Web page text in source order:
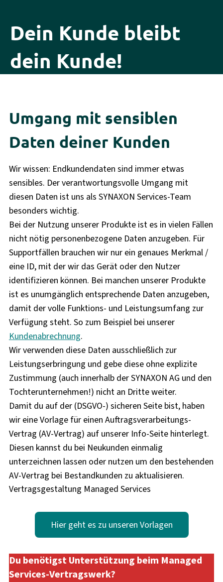
Dein Kunde bleibt
dein Kunde!
Umgang mit sensiblen
Daten deiner Kunden
Wir wissen: Endkundendaten sind immer etwas
sensibles. Der verantwortungsvolle Umgang mit
diesen Daten ist uns als SYNAXON Services-Team
besonders wichtig.
Bei der Nutzung unserer Produkte ist es in vielen Fällen
nicht nötig personenbezogene Daten anzugeben. Für
Supportfällen brauchen wir nur ein genaues Merkmal /
eine ID, mit der wir das Gerät oder den Nutzer
identifizieren können. Bei manchen unserer Produkte
ist es unumgänglich entsprechende Daten anzugeben,
damit der volle Funktions- und Leistungsumfang zur
Verfügung steht. So zum Beispiel bei unserer
Kundenabrechnung.
Wir verwenden diese Daten ausschließlich zur
Leistungserbringung und gebe diese ohne explizite
Zustimmung (auch innerhalb der SYNAXON AG und den
Tochterunternehmen!) nicht an Dritte weiter.
Damit du auf der (DSGVO-) sicheren Seite bist, haben
wir eine Vorlage für einen Auftragsverarbeitungs-
Vertrag (AV-Vertrag) auf unserer Info-Seite hinterlegt.
Diesen kannst du bei Neukunden einmalig
unterzeichnen lassen oder nutzen um den bestehenden
AV-Vertrag bei Bestandkunden zu aktualisieren.
Vertragsgestaltung Managed Services
Hier geht es zu unseren Vorlagen
Du benötigst Unterstützung beim Managed
Services-Vertragswerk?